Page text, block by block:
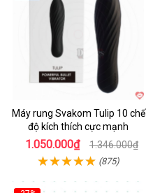
Máy rung Svakom Tulip 10 chế
độ kích thích cực mạnh
1.050.000₫ 1.346.000₫
(875)